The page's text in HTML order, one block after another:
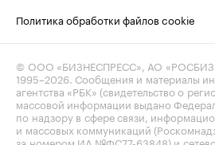
Политика обработки файлов cookie
© ООО «БИЗНЕСПРЕСС», АО
1995–2026 . Сообщения и материалы
агентства «РБК» (свидетельство о
массовой информации выдано
по надзору в сфере связи,
и массовых коммуникаций
за номером ИА №ФС77-63848) и